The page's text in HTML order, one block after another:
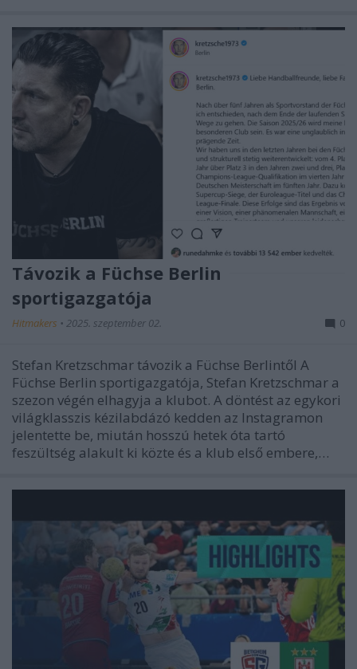
Távozik a Füchse Berlin
sportigazgatója
Hitmakers • 2025. szeptember 02. 0
Stefan Kretzschmar távozik a Füchse Berlintől A
Füchse Berlin sportigazgatója, Stefan Kretzschmar a
szezon végén elhagyja a klubot. A döntést az egykori
világklasszis kézilabdázó kedden az Instagramon
jelentette be, miután hosszú hetek óta tartó
feszültség alakult ki közte és a klub első embere,…